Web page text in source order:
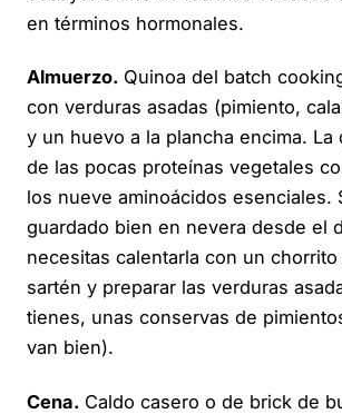
en términos hormonales.
Almuerzo. Quinoa del batch
con verduras asadas (pimiento,
y un huevo a la plancha encima. La
de las pocas proteínas vegetales
los nueve aminoácidos esenciales.
guardado bien en nevera desde el
necesitas calentarla con un
sartén y preparar las verduras
tienes, unas conservas de
van bien).
Cena. Caldo casero o de brick de